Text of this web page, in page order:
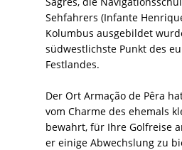
Sehfahrers (Infante
Kolumbus ausgebildet
südwestlichste Punkt des
Festlandes.
Der Ort Armação de Pêra
vom Charme des ehemals
bewahrt, für Ihre Golfreise
er einige Abwechslung zu